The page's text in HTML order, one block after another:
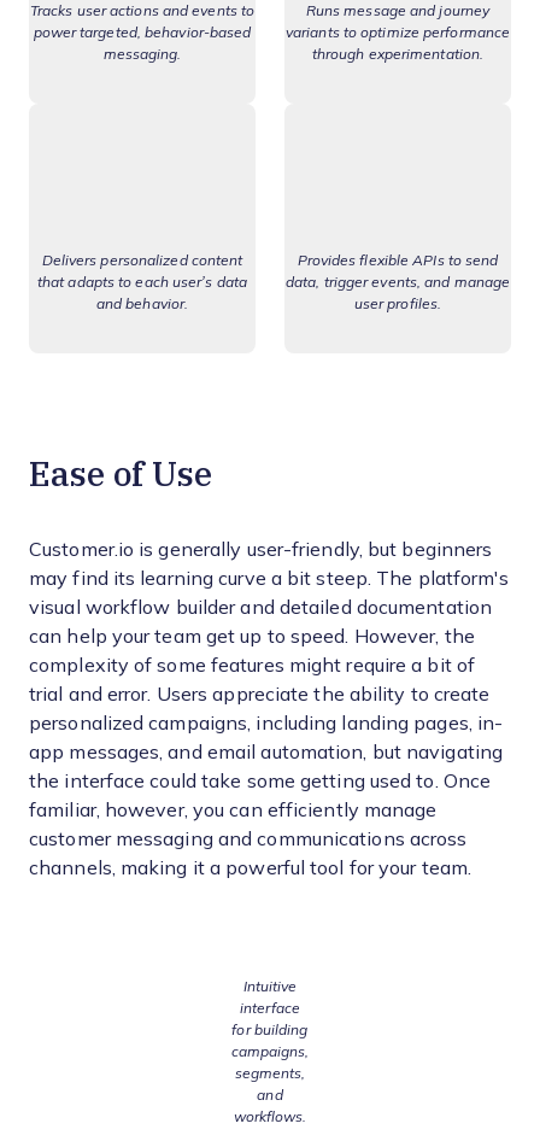
Tracks user actions and events to
power targeted, behavior-based
messaging.
Runs message and journey
variants to optimize performance
through experimentation.
Delivers personalized content
that adapts to each user’s data
and behavior.
Provides flexible APIs to send
data, trigger events, and manage
user profiles.
Ease of Use
Customer.io is generally user-friendly, but beginners
may find its learning curve a bit steep. The platform's
visual workflow builder and detailed documentation
can help your team get up to speed. However, the
complexity of some features might require a bit of
trial and error. Users appreciate the ability to create
personalized campaigns, including landing pages, in-
app messages, and email automation, but navigating
the interface could take some getting used to. Once
familiar, however, you can efficiently manage
customer messaging and communications across
channels, making it a powerful tool for your team.
Intuitive
interface
for building
campaigns,
segments,
and
workflows.